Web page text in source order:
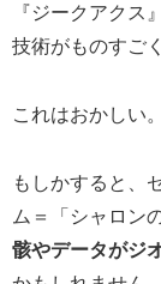
『ジークアクス
技術がものすご
これはおかしい
もしかすると、
ム＝「シャロン
骸やデータがジ